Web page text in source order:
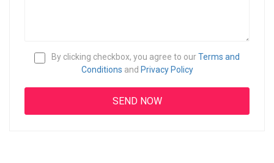
By clicking checkbox, you agree to ourTerms and
Conditions and Privacy Policy